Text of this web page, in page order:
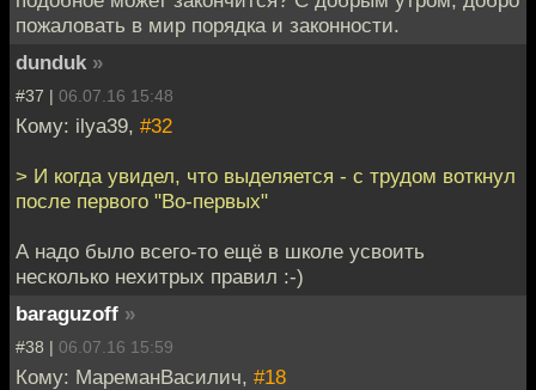
пожаловать в мир порядка и законности.
dunduk »
#37 | 06.07.16 15:48
Кому: ilya39, #32
> И когда увидел, что выделяется - с трудом воткнул
после первого "Во-первых"
А надо было всего-то ещё в школе усвоить
несколько нехитрых правил :-)
baraguzoff »
#38 | 06.07.16 15:59
Кому: МареманВасилич, #18